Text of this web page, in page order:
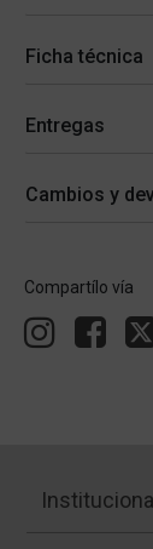
Ficha técnica
Entregas
Cambios y
Compartílo vía